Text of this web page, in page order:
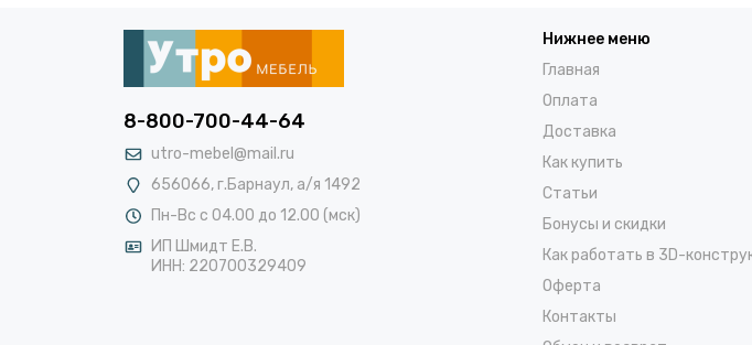
8-800-700-44-64
utro-mebel@mail.ru
656066, г.Барнаул, а/я 1492
Пн-Вс с 04.00 до 12.00 (мск)
ИП Шмидт Е.В.
ИНН: 220700329409
Нижнее меню
Главная
Оплата
Доставка
Как купить
Статьи
Бонусы и скидки
Как работать в 3D-
Оферта
Контакты